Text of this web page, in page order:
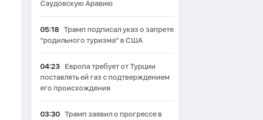
Саудовскую Аравию
05:18 Трамп подписал указ о запрете
"родильного туризма" в США
04:23
Европа требует от Турции
поставлять ей газ с подтверждением
его происхождения
03:30 Трамп заявил о прогрессе в